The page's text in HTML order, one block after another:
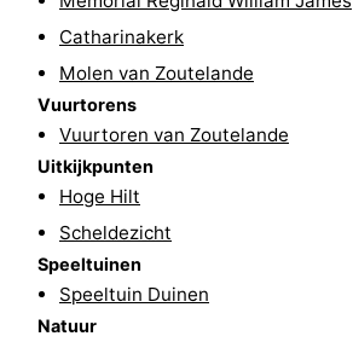
Schouwen-
Duiveland
Renesse
Brouwershaven
Bruinisse
Zierikzee
Catharinakerk
Molen van Zoutelande
Vuurtorens
Vuurtoren van Zoutelande
Uitkijkpunten
Hoge Hilt
Scheldezicht
Speeltuinen
Speeltuin Duinen
Natuur